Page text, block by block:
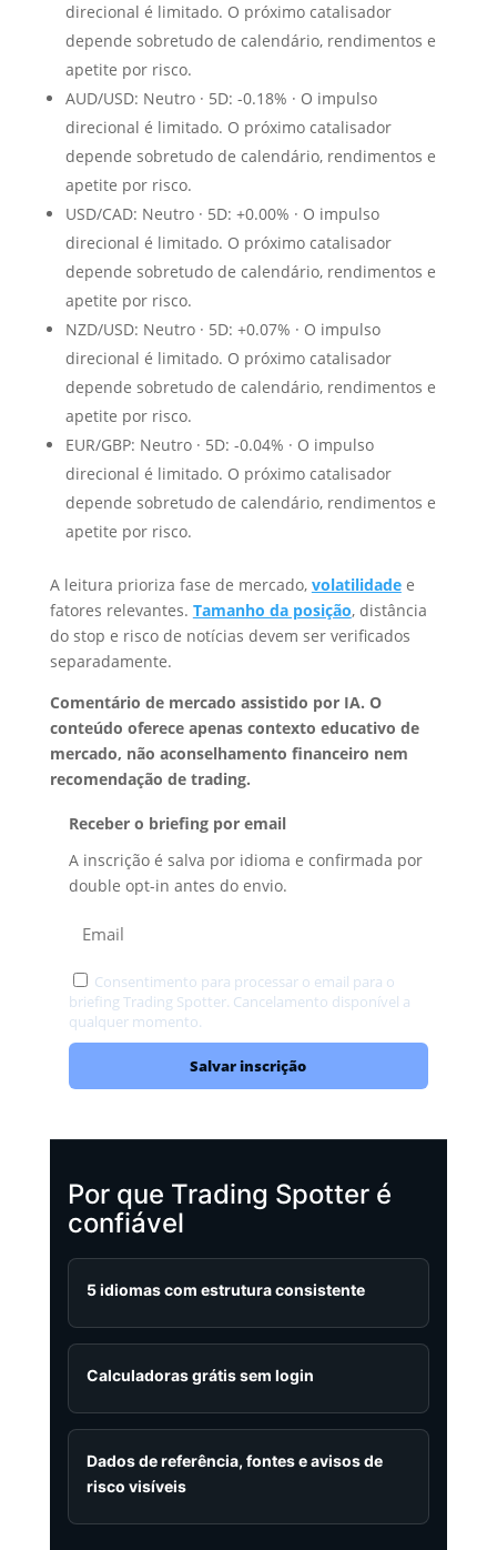
direcional é limitado. O próximo catalisador
depende sobretudo de calendário, rendimentos e
apetite por risco.
AUD/USD: Neutro · 5D: -0.18% · O impulso
direcional é limitado. O próximo catalisador
depende sobretudo de calendário, rendimentos e
apetite por risco.
USD/CAD: Neutro · 5D: +0.00% · O impulso
direcional é limitado. O próximo catalisador
depende sobretudo de calendário, rendimentos e
apetite por risco.
NZD/USD: Neutro · 5D: +0.07% · O impulso
direcional é limitado. O próximo catalisador
depende sobretudo de calendário, rendimentos e
apetite por risco.
EUR/GBP: Neutro · 5D: -0.04% · O impulso
direcional é limitado. O próximo catalisador
depende sobretudo de calendário, rendimentos e
apetite por risco.
A leitura prioriza fase de mercado, volatilidadee
fatores relevantes. Tamanho da posição, distância
do stop e risco de notícias devem ser verificados
separadamente.
Comentário de mercado assistido por IA. O
conteúdo oferece apenas contexto educativo de
mercado, não aconselhamento financeiro nem
recomendação de trading.
Receber o briefing por email
A inscrição é salva por idioma e confirmada por
double opt-in antes do envio.
Consentimento para processar o email para o
briefing Trading Spotter. Cancelamento disponível a
qualquer momento.
Salvar inscrição
Por que Trading Spotter é
confiável
5 idiomas com estrutura consistente
Calculadoras grátis sem login
Dados de referência, fontes e avisos de
risco visíveis